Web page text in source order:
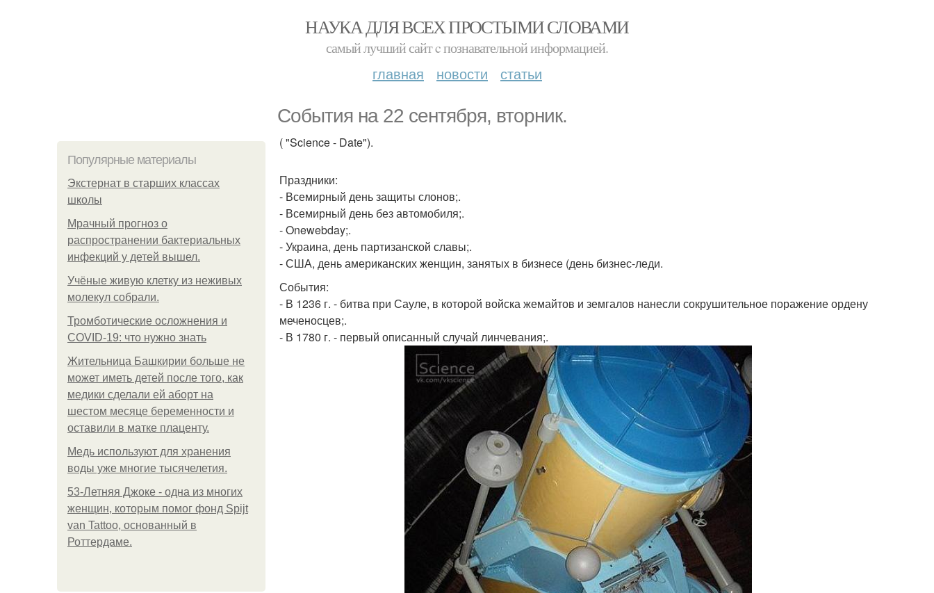
НАУКА ДЛЯ ВСЕХ ПРОСТЫМИ СЛОВАМИ
самый лучший сайт c познавательной информацией.
главная новости статьи
События на 22 сентября, вторник.
Популярные материалы
Экстернат в старших классах
школы
Мрачный прогноз о
распространении бактериальных
инфекций у детей вышел.
Учёные живую клетку из неживых
молекул собрали.
Тромботические осложнения и
COVID-19: что нужно знать
Жительница Башкирии больше не
может иметь детей после того, как
медики сделали ей аборт на
шестом месяце беременности и
оставили в матке плаценту.
Медь используют для хранения
воды уже многие тысячелетия.
53-Летняя Джоке - одна из многих
женщин, которым помог фонд Spijt
van Tattoo, основанный в
Роттердаме.
( "Science - Date").
Праздники:
- Всемирный день защиты слонов;.
- Всемирный день без автомобиля;.
- Onewebday;.
- Украина, день партизанской славы;.
- США, день американских женщин, занятых в бизнесе (день бизнес-леди.
События:
- В 1236 г. - битва при Сауле, в которой войска жемайтов и земгалов нанесли сокрушительное поражение ордену
меченосцев;.
- В 1780 г. - первый описанный случай линчевания;.